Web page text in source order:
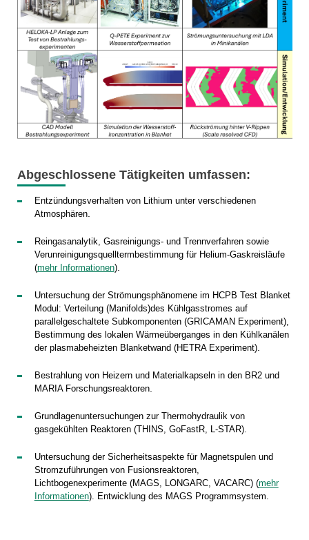
Abgeschlossene Tätigkeiten umfassen:
Entzündungsverhalten von Lithium unter verschiedenen
Atmosphären.
Reingasanalytik, Gasreinigungs- und Trennverfahren sowie
Verunreinigungsquelltermbestimmung für Helium-Gaskreisläufe
(mehr Informationen).
Untersuchung der Strömungsphänomene im HCPB Test Blanket
Modul: Verteilung (Manifolds)des Kühlgasstromes auf
parallelgeschaltete Subkomponenten (GRICAMAN Experiment),
Bestimmung des lokalen Wärmeüberganges in den Kühlkanälen
der plasmabeheizten Blanketwand (HETRA Experiment).
Bestrahlung von Heizern und Materialkapseln in den BR2 und
MARIA Forschungsreaktoren.
Grundlagenuntersuchungen zur Thermohydraulik von
gasgekühlten Reaktoren (THINS, GoFastR, L-STAR).
Untersuchung der Sicherheitsaspekte für Magnetspulen und
Stromzuführungen von Fusionsreaktoren,
Lichtbogenexperimente (MAGS, LONGARC, VACARC) (mehr
Informationen). Entwicklung des MAGS Programmsystem.